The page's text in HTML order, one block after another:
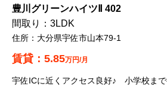
豊川グリーンハイツⅡ 402
3LDK
大分県宇佐市山本79-1
5.85万円/月
宇佐ICに近くアクセス良好♪ 小学校ま